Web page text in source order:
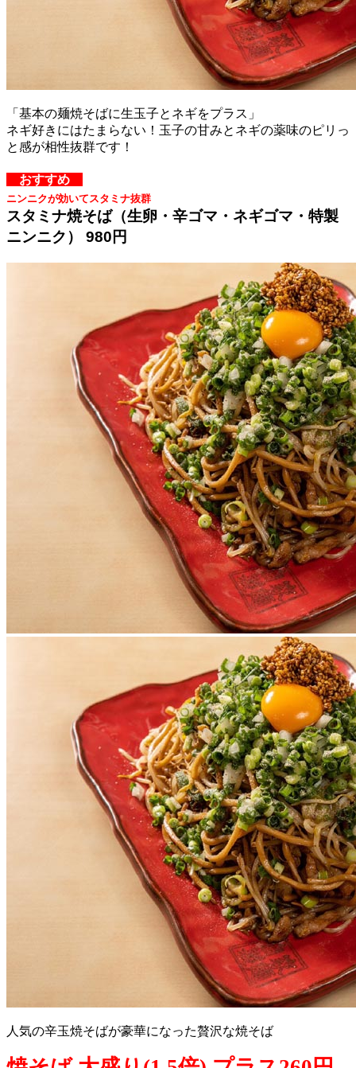
「基本の麺焼そばに生玉子とネギをプラス」
ネギ好きにはたまらない！玉子の甘みとネギの薬味のピリっ
と感が相性抜群です！
おすすめ
ニンニクが効いてスタミナ抜群
スタミナ焼そば（生卵・辛ゴマ・ネギゴマ・特製
ニンニク） 980円
人気の辛玉焼そばが豪華になった贅沢な焼そば